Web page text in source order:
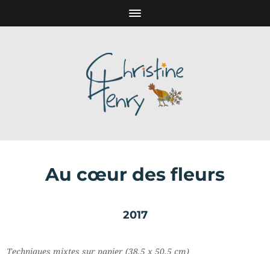
Au cœur des fleurs
2017
Techniques mixtes sur papier (38,5 x 50,5 cm)